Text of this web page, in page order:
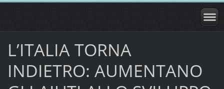
L’ITALIA TORNA
INDIETRO: AUMENTANO